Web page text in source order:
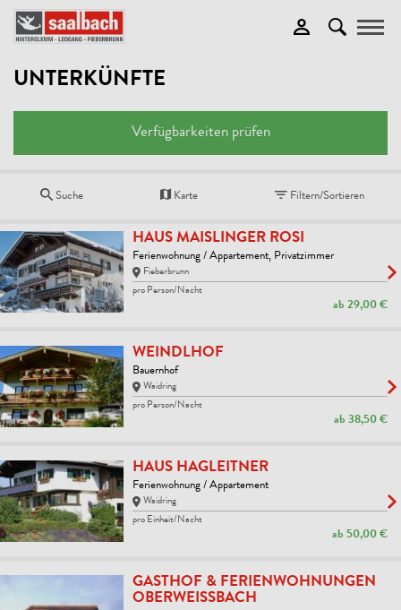
UNTERKÜNFTE
Verfügbarkeiten prüfen
Suche Karte Filtern/Sortieren
HAUS MAISLINGER ROSI
Ferienwohnung / Appartement, Privatzimmer
Fieberbrunn
pro Person/Nacht
ab 29,00 €
WEINDLHOF
Bauernhof
Waidring
pro Person/Nacht
ab 38,50 €
HAUS HAGLEITNER
Ferienwohnung / Appartement
Waidring
pro Einheit/Nacht
ab 50,00 €
GASTHOF & FERIENWOHNUNGEN
OBERWEISSBACH